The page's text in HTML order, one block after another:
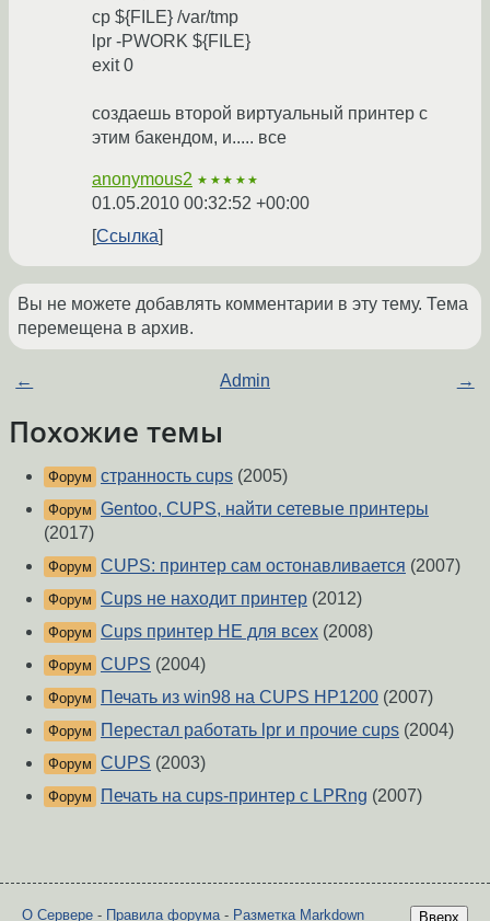
cp ${FILE} /var/tmp
lpr -PWORK ${FILE}
exit 0
создаешь второй виртуальный принтер с
этим бакендом, и..... все
anonymous2 ★★★★★
01.05.2010 00:32:52 +00:00
Ссылка
Вы не можете добавлять комментарии в эту тему. Тема
перемещена в архив.
← Admin →
Похожие темы
Форум странность cups (2005)
Форум Gentoo, CUPS, найти сетевые принтеры
(2017)
Форум CUPS: принтер сам остонавливается (2007)
Форум Cups не находит принтер (2012)
Форум Cups принтер НЕ для всех (2008)
Форум CUPS (2004)
Форум Печать из win98 на CUPS HP1200 (2007)
Форум Перестал работать lpr и прочие cups (2004)
Форум CUPS (2003)
Форум Печать на cups-принтер с LPRng (2007)
Вверх
О Сервере - Правила форума- Разметка Markdown